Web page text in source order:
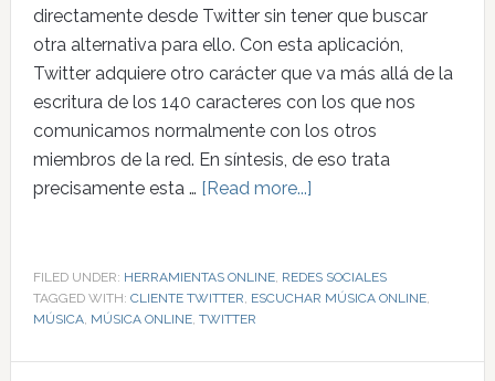
directamente desde Twitter sin tener que buscar
otra alternativa para ello. Con esta aplicación,
Twitter adquiere otro carácter que va más allá de la
escritura de los 140 caracteres con los que nos
comunicamos normalmente con los otros
miembros de la red. En síntesis, de eso trata
precisamente esta … [Read more...]
FILED UNDER: HERRAMIENTAS ONLINE, REDES SOCIALES
TAGGED WITH: CLIENTE TWITTER, ESCUCHAR MÚSICA ONLINE,
MÚSICA, MÚSICA ONLINE, TWITTER